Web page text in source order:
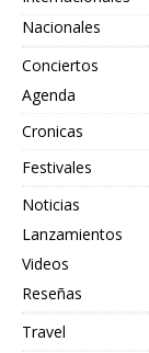
Nacionales
Conciertos
Agenda
Cronicas
Festivales
Noticias
Lanzamientos
Videos
Reseñas
Travel